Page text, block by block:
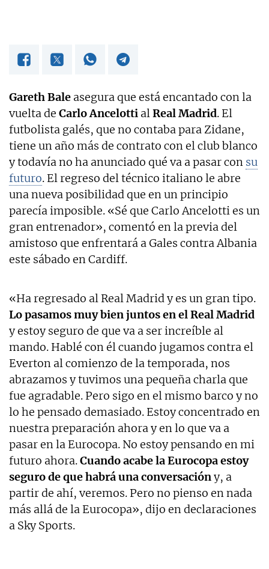
Gareth Bale asegura que está encantado con la
vuelta de Carlo Ancelotti alReal Madrid. El
futbolista galés, que no contaba para Zidane,
tiene un año más de contrato con el club blanco
y todavía no ha anunciado qué va a pasar con su
futuro. El regreso del técnico italiano le abre
una nueva posibilidad que en un principio
parecía imposible. «Sé que Carlo Ancelotti es un
gran entrenador», comentó en la previa del
amistoso que enfrentará a Gales contra Albania
este sábado en Cardiff.
«Ha regresado al Real Madrid y es un gran tipo.
Lo pasamos muy bien juntos en el Real Madrid
y estoy seguro de que va a ser increíble al
mando. Hablé con él cuando jugamos contra el
Everton al comienzo de la temporada, nos
abrazamos y tuvimos una pequeña charla que
fue agradable. Pero sigo en el mismo barco y no
lo he pensado demasiado. Estoy concentrado en
nuestra preparación ahora y en lo que va a
pasar en la Eurocopa. No estoy pensando en mi
futuro ahora.Cuando acabe la Eurocopa estoy
seguro de que habrá una conversacióny, a
partir de ahí, veremos. Pero no pienso en nada
más allá de la Eurocopa», dijo en declaraciones
a Sky Sports.